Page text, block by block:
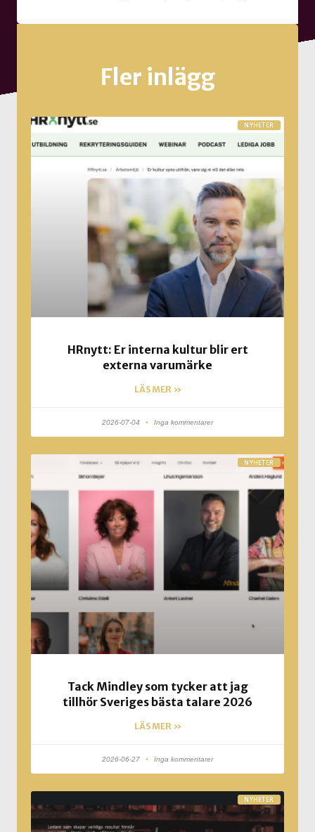
Fler inlägg
NYHETER
HRnytt: Er interna kultur blir ert
externa varumärke
LÄS MER »
2026-07-04 Inga kommentarer
NYHETER
Tack Mindley som tycker att jag
tillhör Sveriges bästa talare 2026
LÄS MER »
2026-06-27 Inga kommentarer
NYHETER